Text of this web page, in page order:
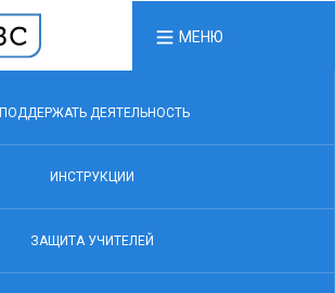
МЕНЮ
ПОДДЕРЖАТЬ ДЕЯТЕЛЬНОСТЬ
ИНСТРУКЦИИ
ЗАЩИТА УЧИТЕЛЕЙ